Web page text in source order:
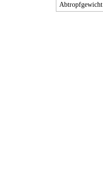
Abtropfgewicht